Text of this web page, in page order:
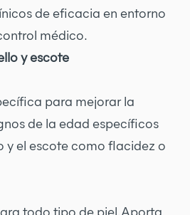
de eficacia en entorno
médico.
y escote
para mejorar la
de la edad específicos
y el escote como flacidez o
todo tipo de piel.Aporta